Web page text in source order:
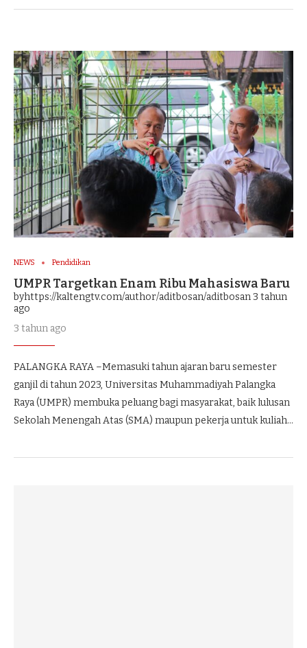
NEWS Pendidikan
UMPR Targetkan Enam Ribu Mahasiswa Baru
byhttps://kaltengtv.com/author/aditbosan/aditbosan3 tahun
ago
3 tahun ago
PALANGKA RAYA –Memasuki tahun ajaran baru semester
ganjil di tahun 2023, Universitas Muhammadiyah Palangka
Raya (UMPR) membuka peluang bagi masyarakat, baik lulusan
Sekolah Menengah Atas (SMA) maupun pekerja untuk kuliah…